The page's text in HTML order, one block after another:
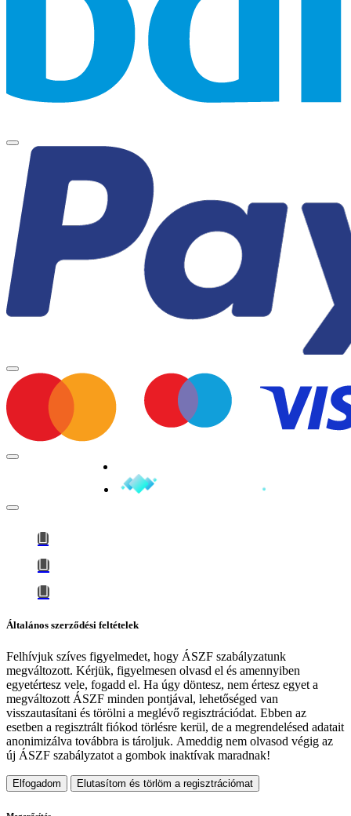
Általános szerződési feltételek
Felhívjuk szíves figyelmedet, hogy ÁSZF szabályzatunk
megváltozott. Kérjük, figyelmesen olvasd el és amennyiben
egyetértesz vele, fogadd el. Ha úgy döntesz, nem értesz egyet a
megváltozott ÁSZF minden pontjával, lehetőséged van
visszautasítani és törölni a meglévő regisztrációdat. Ebben az
esetben a regisztrált fiókod törlésre kerül, de a megrendelésed adatait
anonimizálva továbbra is tároljuk. Ameddig nem olvasod végig az
új ÁSZF szabályzatot a gombok inaktívak maradnak!
Elfogadom Elutasítom és törlöm a regisztrációmat